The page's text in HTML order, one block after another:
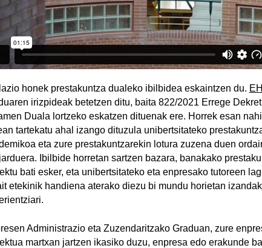
honek prestakuntza dualeko ibilbidea eskaintzen du.
irizpideak betetzen ditu, baita 822/2021 Errege
Duala lortzeko eskatzen dituenak ere. Horrek esan
tartekatu ahal izango dituzula unibertsitateko
eta zure prestakuntzarekin lotura zuzena duen
Ibilbide horretan sartzen bazara, banakako
bati esker, eta unibertsitateko eta enpresako tutoreen
etekinik handiena aterako diezu bi mundu horietan
Administrazio eta Zuzendaritzako Graduan, zure
martxan jartzen ikasiko duzu, enpresa edo erakunde